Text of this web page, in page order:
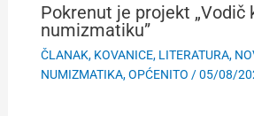
Pokrenut je projekt „Vodič
numizmatiku”
ČLANAK, KOVANICE, LITERATURA,
NUMIZMATIKA,OPĆENITO /05/08/